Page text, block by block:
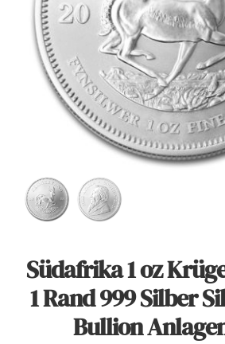
Über Uns
Kontakt
Mein Konto
Südafrika 1 oz
1 Rand 999 Silber
Bullion